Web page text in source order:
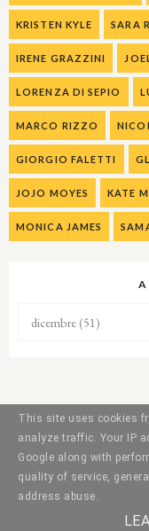
KRISTEN KYLE SARA
IRENE GRAZZINI
LORENZA DI SEPIO
MARCO RIZZO
GIORGIO FALETTI
JOJO MOYES KATE
MONICA JAMES
This site uses cookies
analyze traffic. Your IP
Google along with
quality of service,
address abuse.